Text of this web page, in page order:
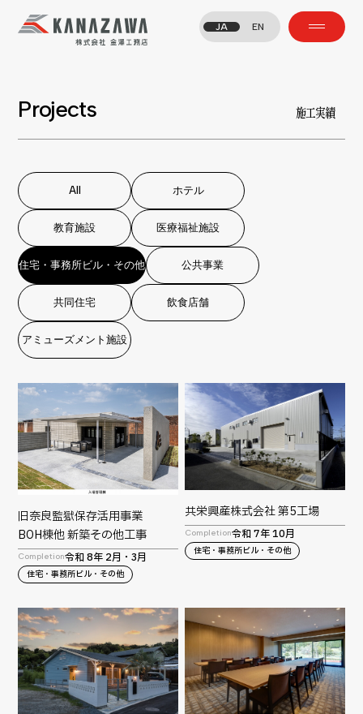
JA EN
Projects 施工実績
All
ホテル
教育施設
医療福祉施設
住宅・事務所ビル・その他
住宅・事務所ビル・その他
公共事業
共同住宅
飲食店舗
アミューズメント施設
アミューズメント施設
旧奈良監獄保存活用事業
BOH棟他 新築その他工事
Completion令和 8年 2月・3月
住宅・事務所ビル・その他
共栄興産株式会社 第5工場
Completion令和 7年 10月
住宅・事務所ビル・その他